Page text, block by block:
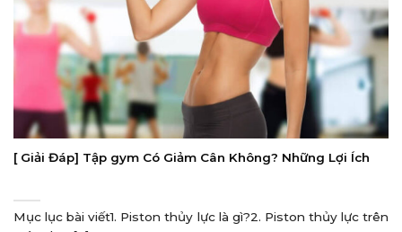
[ Giải Đáp] Tập gym Có Giảm Cân Không? Những Lợi Ích
Mục lục bài viết1. Piston thủy lực là gì?2. Piston thủy lực trên